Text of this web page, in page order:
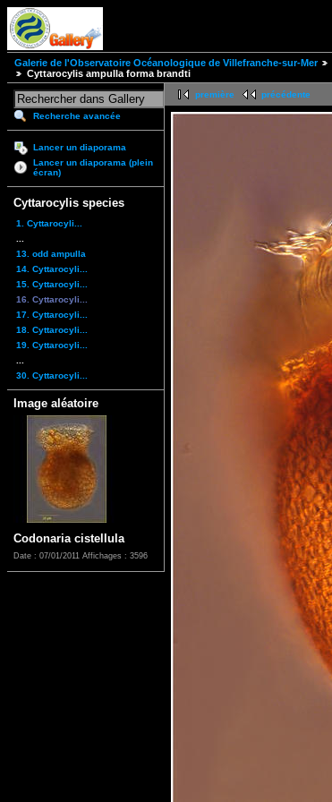
Galerie de l'Observatoire Océanologique de Villefranche-sur-Mer
Cyttarocylis ampulla forma brandti
Recherche avancée
Lancer un diaporama
Lancer un diaporama (plein
écran)
Cyttarocylis species
1. Cyttarocyli...
13. odd ampulla
14. Cyttarocyli...
15. Cyttarocyli...
16. Cyttarocyli...
17. Cyttarocyli...
18. Cyttarocyli...
19. Cyttarocyli...
30. Cyttarocyli...
Image aléatoire
Codonaria cistellula
Date : 07/01/2011 Affichages : 3596
première précédente